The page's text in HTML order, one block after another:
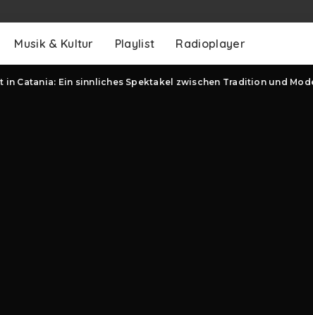
Musik & Kultur Playlist Radioplayer
in Catania: Ein sinnliches Spektakel zwischen Tradition und